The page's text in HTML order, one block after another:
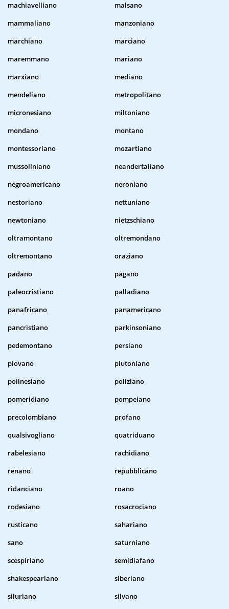
machiavelliano
malsano
mammaliano
manzoniano
marchiano
marciano
maremmano
mariano
marxiano
mediano
mendeliano
metropolitano
micronesiano
miltoniano
mondano
montano
montessoriano
mozartiano
mussoliniano
neandertaliano
negroamericano
neroniano
nestoriano
nettuniano
newtoniano
nietzschiano
oltramontano
oltremondano
oltremontano
oraziano
padano
pagano
paleocristiano
palladiano
panafricano
panamericano
pancristiano
parkinsoniano
pedemontano
persiano
piovano
plutoniano
polinesiano
poliziano
pomeridiano
pompeiano
precolombiano
profano
qualsivogliano
quatriduano
rabelesiano
rachidiano
renano
repubblicano
ridanciano
roano
rodesiano
rosacrociano
rusticano
sahariano
sano
saturniano
scespiriano
semidiafano
shakespeariano
siberiano
siluriano
silvano